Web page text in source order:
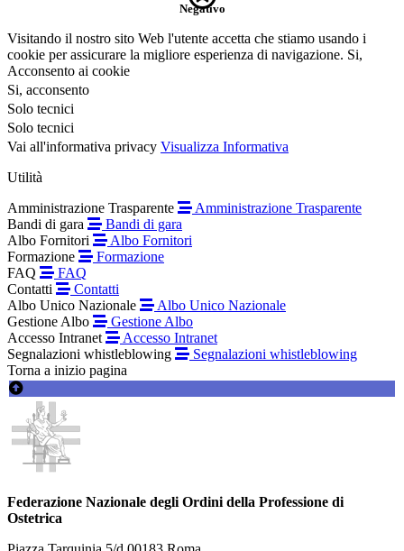
Negativo
Visitando il nostro sito Web l'utente accetta che stiamo usando i
cookie per assicurare la migliore esperienza di navigazione. Si,
Acconsento ai cookie
Si, acconsento
Solo tecnici
Solo tecnici
Vai all'informativa privacy Visualizza Informativa
Utilità
Amministrazione Trasparente
Amministrazione Trasparente
Bandi di gara
Bandi di gara
Albo Fornitori
Albo Fornitori
Formazione
Formazione
FAQ
FAQ
Contatti
Contatti
Albo Unico Nazionale
Albo Unico Nazionale
Gestione Albo
Gestione Albo
Accesso Intranet
Accesso Intranet
Segnalazioni whistleblowing
Segnalazioni whistleblowing
Torna a inizio pagina
Federazione Nazionale degli Ordini della Professione di
Ostetrica